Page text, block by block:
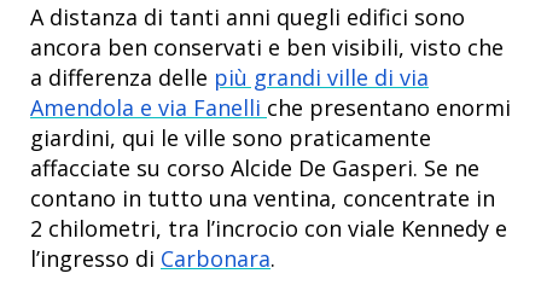
A distanza di tanti anni quegli edifici sono
ancora ben conservati e ben visibili, visto che
a differenza delle più grandi ville di via
Amendola e via Fanelli che presentano enormi
giardini, qui le ville sono praticamente
affacciate su corso Alcide De Gasperi. Se ne
contano in tutto una ventina, concentrate in
2 chilometri, tra l’incrocio con viale Kennedy e
l’ingresso di Carbonara.